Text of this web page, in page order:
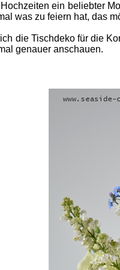
ein beliebter
was zu feiern hat, das
die Tischdeko für die
genauer anschauen.